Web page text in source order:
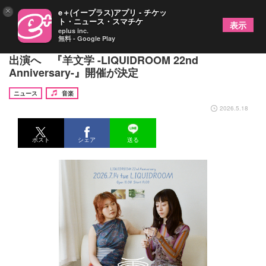
羊文学、恵比寿LIQUIDROOMの22周年記念公演に
出演へ 『羊文学 -LIQUIDROOM 22nd
Anniversary-』開催が決定
ニュース
音楽
2026.5.18
ポスト シェア 送る
× e＋(イープラス)アプリ - チケッ
ト・ニュース・スマチケ
eplus inc.
無料 - Google Play
表示